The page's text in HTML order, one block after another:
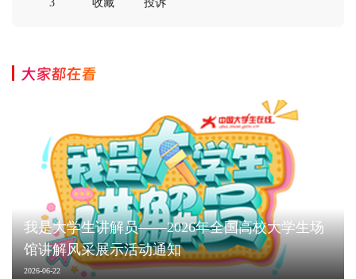
3 收藏 投诉
大家都在看
我是大学生讲解员——2026年全国高校大学生场
馆讲解风采展示活动通知
2026-06-22